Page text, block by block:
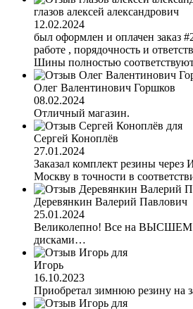
глазов алексей александрович
12.02.2024
был оформлен и оплачен заказ
работе , порядочность и
Шины полностью
Олег Валентинович Горшков
08.02.2024
Отличный магазин.
Сергей Коноплёв
27.01.2024
Заказал комплект резины
Москву в точности в
Деревянкин Валерий Павлович
25.01.2024
Великолепно! Все на ВЫСШЕМ
дисками…
Игорь
16.10.2023
Приобретал зимнюю резину на